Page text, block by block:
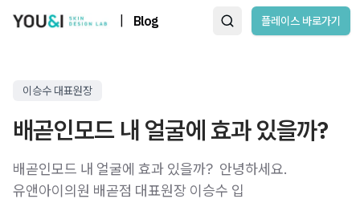
Blog 플레이스 바로가기
이승수 대표원장
배곧인모드 내 얼굴에 효과 있을까?
배곧인모드 내 얼굴에 효과 있을까? ​ 안녕하세요.
유앤아이의원 배곧점 대표원장 이승수 입